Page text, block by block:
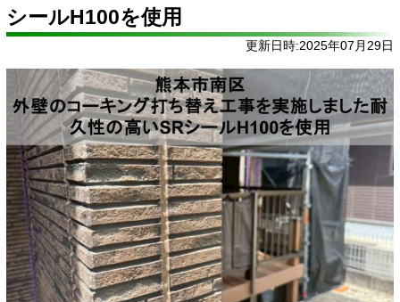
シールH100を使用
更新日時:2025年07月29日